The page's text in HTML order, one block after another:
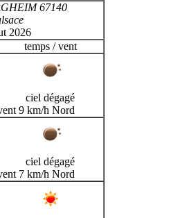
67140
2026
temps / vent
ciel dégagé
9 km/h Nord
ciel dégagé
7 km/h Nord